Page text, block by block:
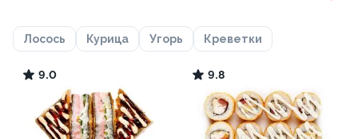
Лосось Курица Угорь Креветки
9.0 9.8